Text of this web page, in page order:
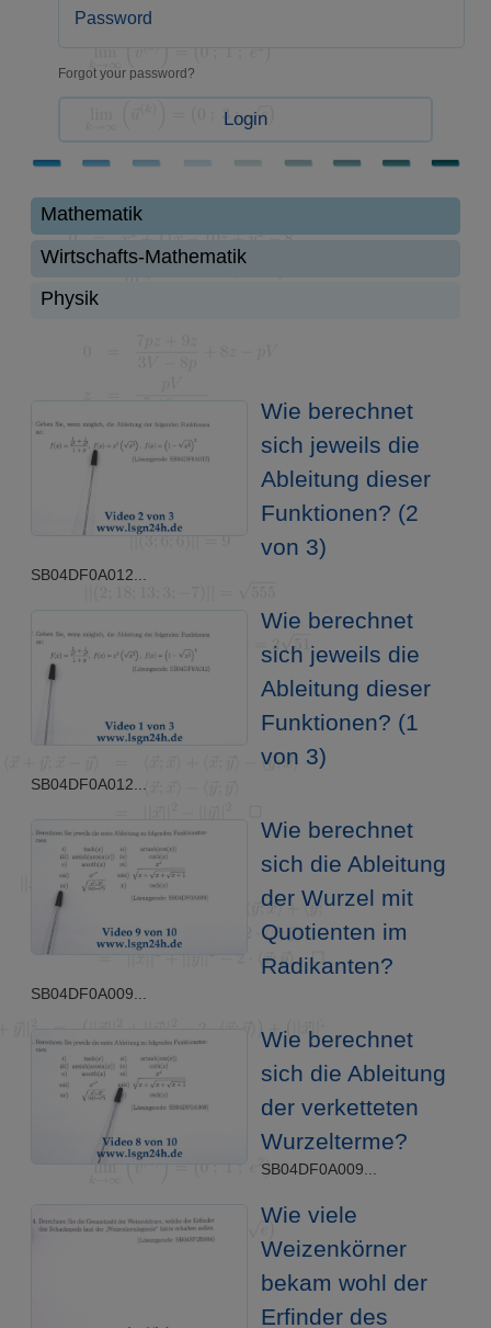
Forgot your password?
Login
Mathematik
Wirtschafts-Mathematik
Physik
Wie berechnet
sich jeweils die
Ableitung dieser
Funktionen? (2
von 3)
SB04DF0A012...
Wie berechnet
sich jeweils die
Ableitung dieser
Funktionen? (1
von 3)
SB04DF0A012...
Wie berechnet
sich die Ableitung
der Wurzel mit
Quotienten im
Radikanten?
SB04DF0A009...
Wie berechnet
sich die Ableitung
der verketteten
Wurzelterme?
SB04DF0A009...
Wie viele
Weizenkörner
bekam wohl der
Erfinder des